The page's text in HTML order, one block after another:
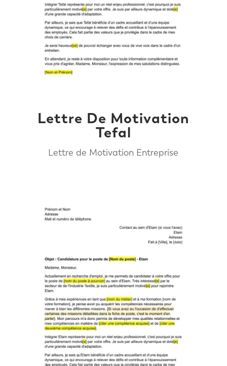
Lettre De Motivation
Tefal
Lettre de Motivation Entreprise